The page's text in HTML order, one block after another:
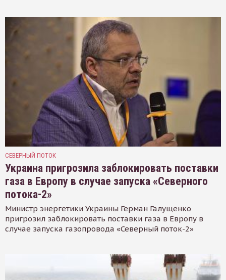
СЕВЕРНЫЙ ПОТОК
Украина пригрозила заблокировать поставки
газа в Европу в случае запуска «Северного
потока-2»
Министр энергетики Украины Герман Галущенко
пригрозил заблокировать поставки газа в Европу в
случае запуска газопровода «Северный поток-2»